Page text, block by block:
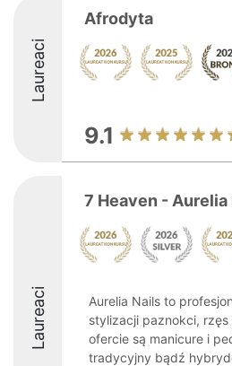
Laureaci
Afrodyta
9.1
Laureaci
7 Heaven - Aurelia
Aurelia Nails to
stylizacji paznokci, rzęs
ofercie są manicure i
tradycyjny bądź